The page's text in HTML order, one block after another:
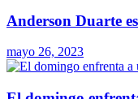
Anderson Duarte
mayo 26, 2023